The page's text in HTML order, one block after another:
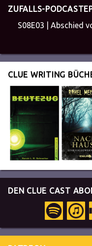
ZUFALLS-
S08E03 | Abschied
CLUE WRITING
DEN CLUE CAST